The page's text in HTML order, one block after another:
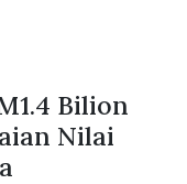
Bilion
Nilai